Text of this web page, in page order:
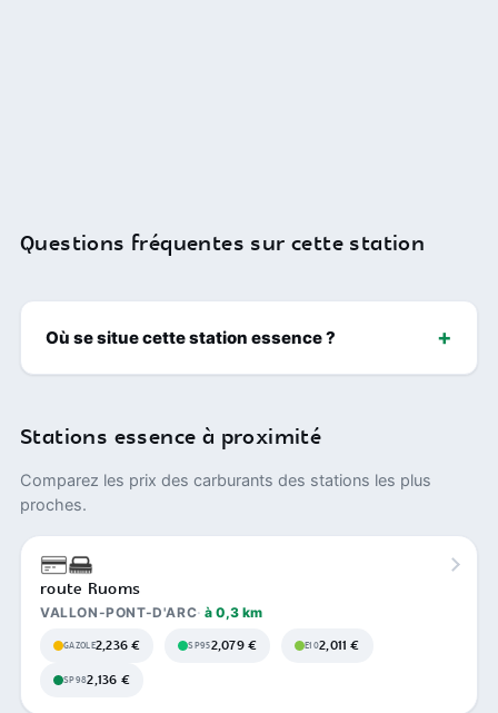
Questions fréquentes sur cette station
Où se situe cette station essence ?
Stations essence à proximité
Comparez les prix des carburants des stations les plus
proches.
route Ruoms
VALLON-PONT-D'ARC à 0,3 km
GAZOLE2,236 € SP952,079 € E102,011 €
SP982,136 €